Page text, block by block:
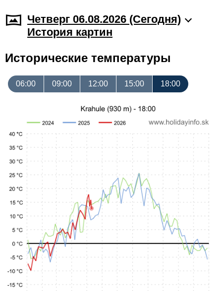
Четверг 06.08.2026 (Cегодня)
История картин
Исторические температуры
06:00 09:00 12:00 15:00 18:00